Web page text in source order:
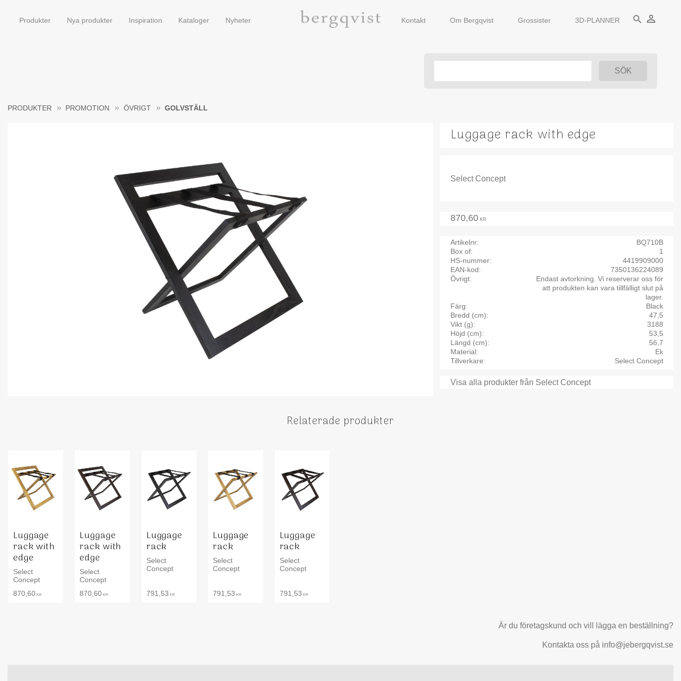
Produkter Nya produkter Inspiration Kataloger Nyheter Kontakt Om Bergqvist Grossister 3D-PLANNER search person_outline
PRODUKTER PROMOTION ÖVRIGT GOLVSTÄLL
Luggage rack with edge
Select Concept
870,60 KR
Artikelnr
BQ710B
Box of
1
HS-nummer
4419909000
EAN-kod
7350136224089
Övrigt
Endast avtorkning. Vi reserverar oss för
att produkten kan vara tillfälligt slut på
lager.
Färg
Black
Bredd (cm)
47,5
Vikt (g)
3188
Höjd (cm)
53,5
Längd (cm)
56,7
Material
Ek
Tillverkare
Select Concept
Visa alla produkter från Select Concept
Relaterade produkter
Luggage
rack with
edge
Select
Concept
870,60 KR
Luggage
rack with
edge
Select
Concept
870,60 KR
Luggage
rack
Select
Concept
791,53 KR
Luggage
rack
Select
Concept
791,53 KR
Luggage
rack
Select
Concept
791,53 KR
Är du företagskund och vill lägga en beställning?
Kontakta oss på info@jebergqvist.se